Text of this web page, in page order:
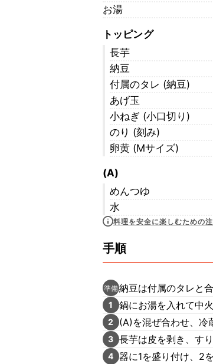
お湯
トッピング
長芋
納豆
付属のタレ (納豆)
あげ玉
小ねぎ (小口切り)
のり (刻み)
卵黄 (Mサイズ)
(A)
めんつゆ
水
料理を安全に楽しむための
手順
準備納豆は付属のタレと
1 鍋にお湯を入れて中
2 (A)を混ぜ合わせ、冷
3 長芋は皮を剥き、す
4 器に1を盛り付け、2